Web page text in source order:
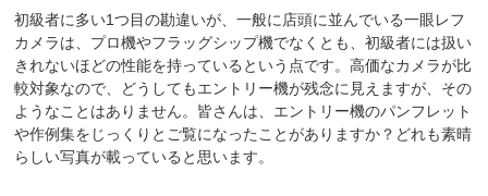
初級者に多い1つ目の勘違いが、一般に店頭に並んでいる一眼レフ
カメラは、プロ機やフラッグシップ機でなくとも、初級者には扱い
きれないほどの性能を持っているという点です。高価なカメラが比
較対象なので、どうしてもエントリー機が残念に見えますが、その
ようなことはありません。皆さんは、エントリー機のパンフレット
や作例集をじっくりとご覧になったことがありますか？どれも素晴
らしい写真が載っていると思います。